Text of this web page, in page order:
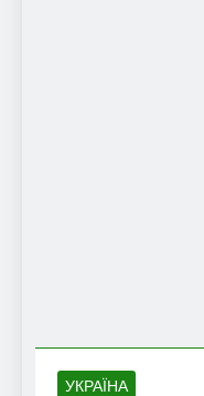
УКРАЇНА